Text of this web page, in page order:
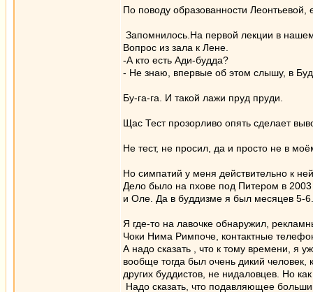
По поводу образованности
Запомнилось.На первой лекции в
Вопрос из зала к Лене.
-А кто есть Ади-будда?
- Не знаю, впервые об этом слышу, в
Бу-га-га. И такой лажи пруд пруди.
Щас Тест прозорливо опять сделает
Не тест, не просил, да и просто не в
Но симпатий у меня действительно к
Дело было на пхове под Питером в
и Оле. Да в буддизме я был месяцев 5-6.
Я где-то на лавочке обнаружил,
Чоки Нима Римпоче, контактные
А надо сказать , что к тому времени, я
вообще тогда был очень дикий
других буддистов, не нидаловцев. Но
Надо сказать, что подавляющее